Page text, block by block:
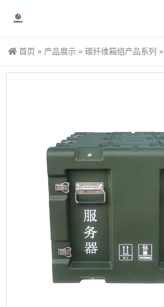
首页 » 产品展示 » 碳纤维箱组产品系列 »